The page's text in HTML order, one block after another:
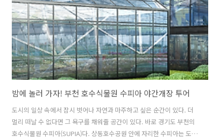
밤에 놀러 가자! 부천 호수식물원 수피아 야간개장 투어
도시의 일상 속에서 잠시 벗어나 자연과 마주하고 싶은 순간이 있다. 더
멀리 떠날 수 없다면 그 욕구를 채워줄 공간이 있다. 바로 경기도 부천의
호수식물원 수피아(SUPIA)다. 상동호수공원 안에 자리한 수피아는 도심